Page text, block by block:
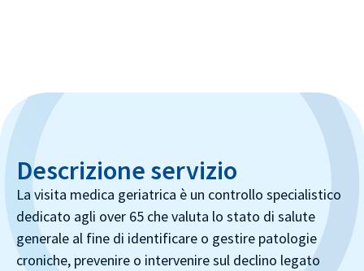
Descrizione servizio
La visita medica geriatrica è un controllo specialistico
dedicato agli over 65 che valuta lo stato di salute
generale al fine di identificare o gestire patologie
croniche, prevenire o intervenire sul declino legato